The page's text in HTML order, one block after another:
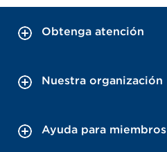
Obtenga atención
Nuestra organización
Ayuda para miembros